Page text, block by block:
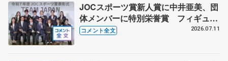
JOCスポーツ賞新人賞に中井亜美、団
体メンバーに特別栄誉賞 フィギュア
スケートに別のスポーツを組み合わせ
コメント全文 2026.07.11